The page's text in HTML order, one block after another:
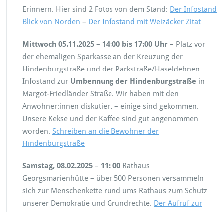
Erinnern. Hier sind 2 Fotos von dem Stand: Der Infostand
Blick von Norden – Der Infostand mit Weizäcker Zitat
Mittwoch 05.11.2025 – 14:00 bis 17:00 Uhr – Platz vor
der ehemaligen Sparkasse an der Kreuzung der
Hindenburgstraße und der Parkstraße/Haseldehnen.
Infostand zur Umbennung der Hindenburgstraße in
Margot-Friedländer Straße. Wir haben mit den
Anwohner:innen diskutiert – einige sind gekommen.
Unsere Kekse und der Kaffee sind gut angenommen
worden. Schreiben an die Bewohner der
Hindenburgstraße
Samstag, 08.02.2025 – 11: 00 Rathaus
Georgsmarienhütte – über 500 Personen versammeln
sich zur Menschenkette rund ums Rathaus zum Schutz
unserer Demokratie und Grundrechte. Der Aufruf zur